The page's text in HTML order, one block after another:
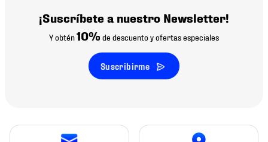
¡Suscríbete a nuestro Newsletter!
Y obtén10% de descuento y ofertas especiales
Suscribirme